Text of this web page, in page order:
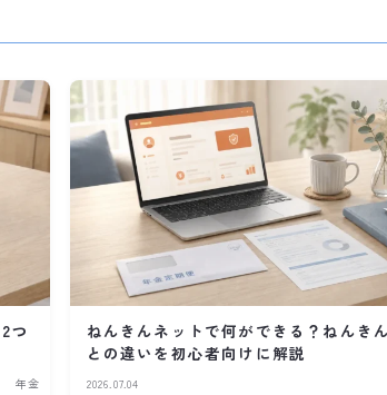
つ
年金
ねんきんネットで何ができる？ねんき
との違いを初心者向けに解説
2026.07.04